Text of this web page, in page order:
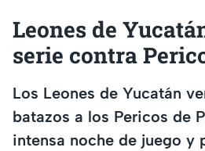
Leones de
serie contra
Los Leones de Yucatán
batazos a los Pericos de
intensa noche de juego y